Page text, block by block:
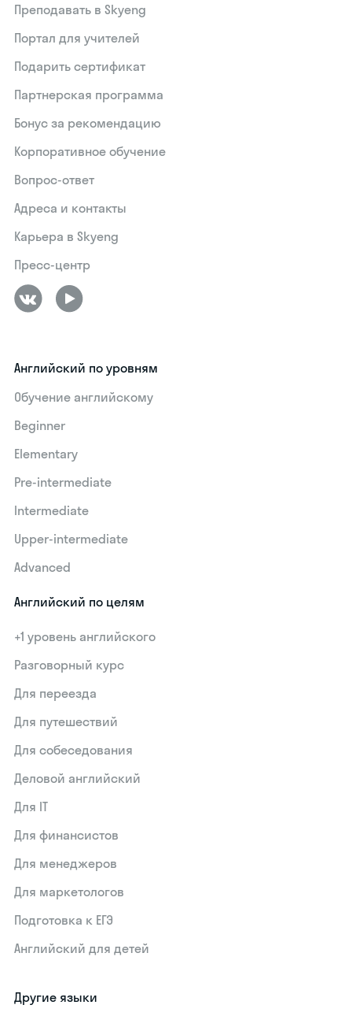
Преподавать в Skyeng
Портал для учителей
Подарить сертификат
Партнерская программа
Бонус за рекомендацию
Корпоративное обучение
Вопрос-ответ
Адреса и контакты
Карьера в Skyeng
Пресс-центр
Английский по уровням
Обучение английскому
Beginner
Elementary
Pre-intermediate
Intermediate
Upper-intermediate
Advanced
Английский по целям
+1 уровень английского
Разговорный курс
Для переезда
Для путешествий
Для собеседования
Деловой английский
Для IT
Для финансистов
Для менеджеров
Для маркетологов
Подготовка к ЕГЭ
Английский для детей
Другие языки